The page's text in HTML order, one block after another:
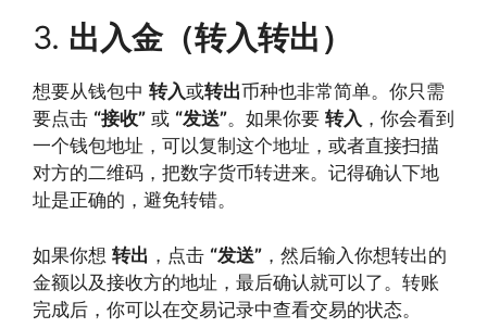
3. 出入金（转入转出）
想要从钱包中 转入或转出币种也非常简单。你只需
要点击 “接收” 或 “发送”。如果你要 转入 ，你会看到
一个钱包地址，可以复制这个地址，或者直接扫描
对方的二维码，把数字货币转进来。记得确认下地
址是正确的，避免转错。
如果你想 转出 ，点击 “发送” ，然后输入你想转出的
金额以及接收方的地址，最后确认就可以了。转账
完成后，你可以在交易记录中查看交易的状态。